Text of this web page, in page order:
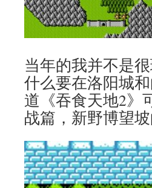
当年的我并不是
什么要在洛阳城
道《吞食天地2》
战篇，新野博望